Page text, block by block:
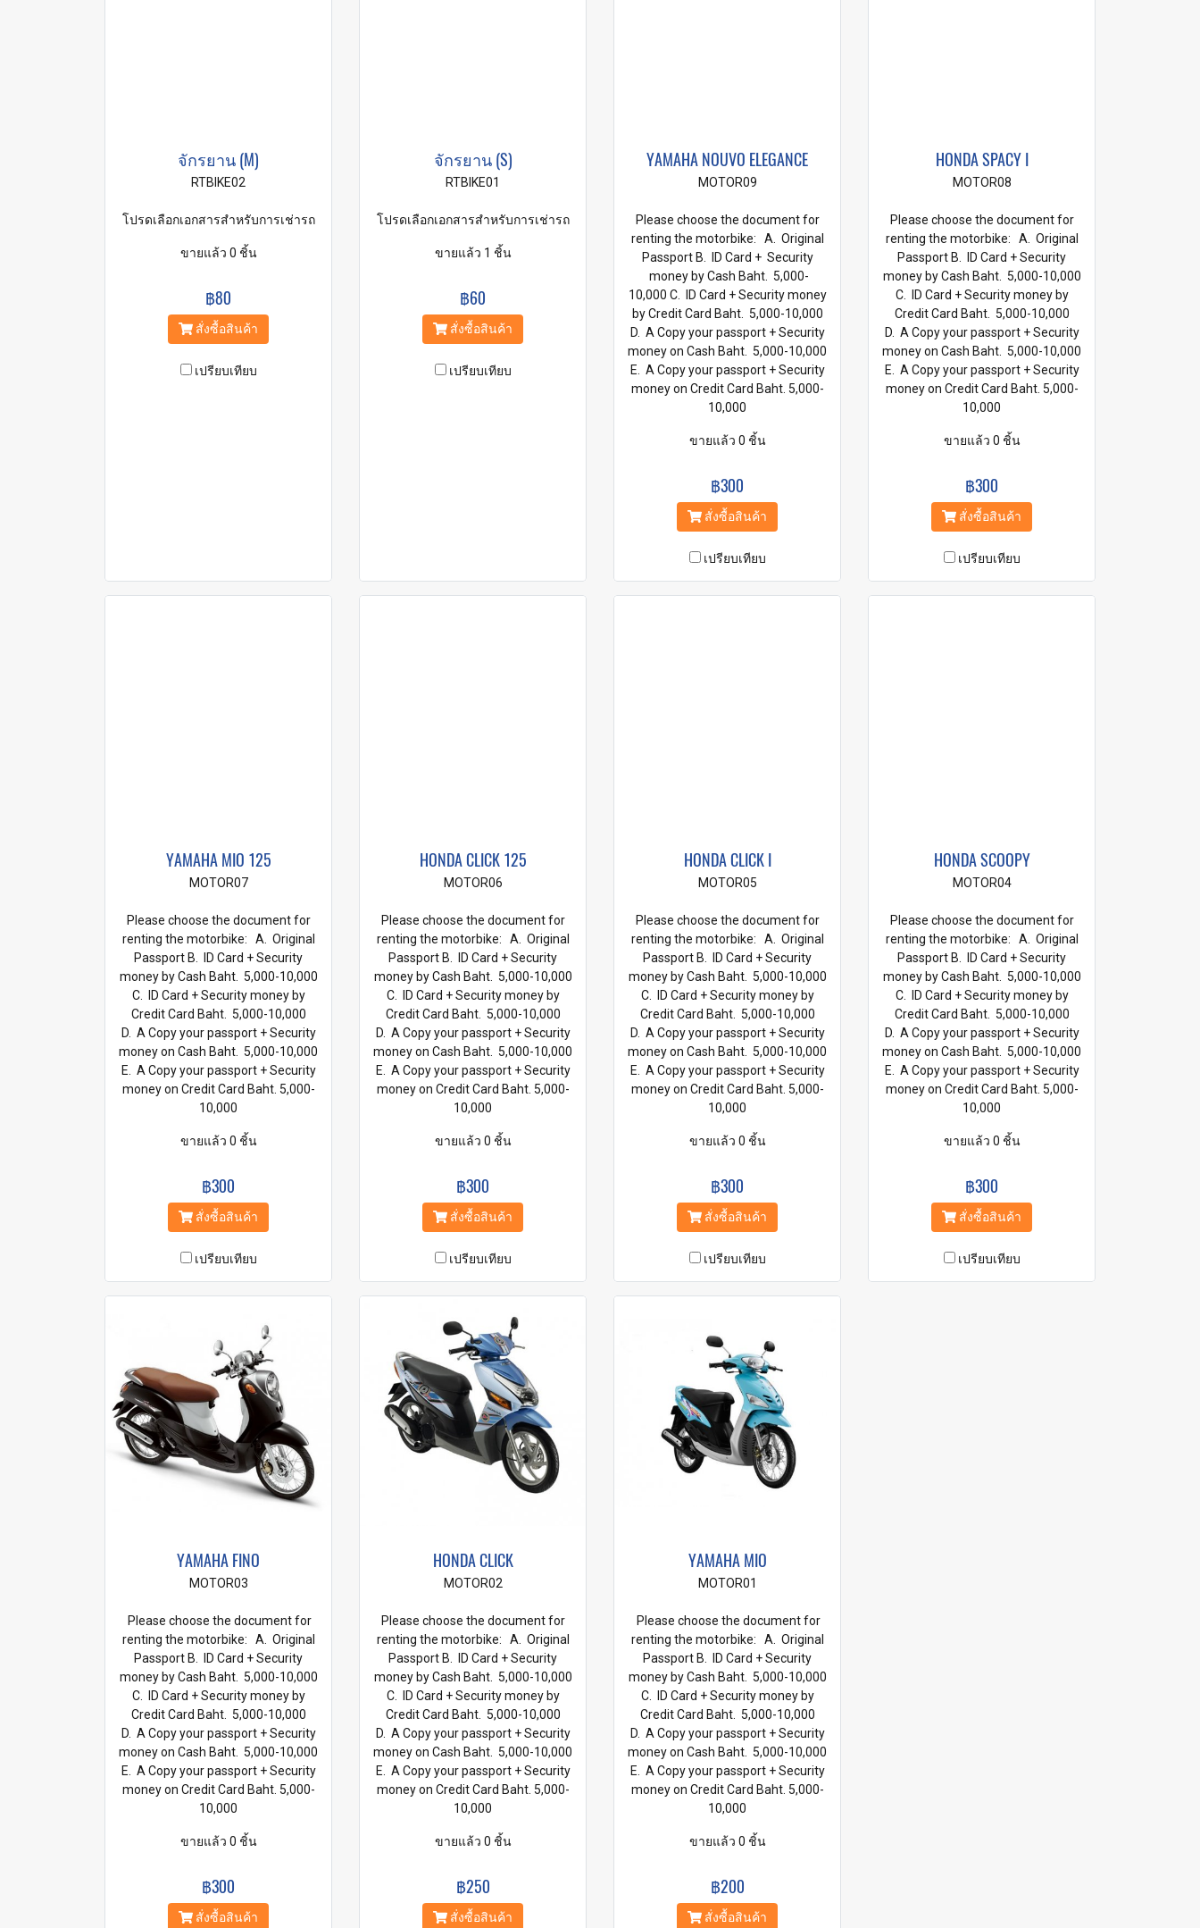
จักรยาน (M)
RTBIKE02
โปรดเลือกเอกสารสำหรับการเช่ารถ
ขายแล้ว 0 ชิ้น
฿80
สั่งซื้อสินค้า
เปรียบเทียบ
จักรยาน (S)
RTBIKE01
โปรดเลือกเอกสารสำหรับการเช่ารถ
ขายแล้ว 1 ชิ้น
฿60
สั่งซื้อสินค้า
เปรียบเทียบ
YAMAHA NOUVO ELEGANCE
MOTOR09
Please choose the document for
renting the motorbike: A. Original
Passport B. ID Card + Security
money by Cash Baht. 5,000-
10,000 C. ID Card + Security money
by Credit Card Baht. 5,000-10,000
D. A Copy your passport + Security
money on Cash Baht. 5,000-10,000
E. A Copy your passport + Security
money on Credit Card Baht. 5,000-
10,000
ขายแล้ว 0 ชิ้น
฿300
สั่งซื้อสินค้า
เปรียบเทียบ
HONDA SPACY I
MOTOR08
Please choose the document for
renting the motorbike: A. Original
Passport B. ID Card + Security
money by Cash Baht. 5,000-10,000
C. ID Card + Security money by
Credit Card Baht. 5,000-10,000
D. A Copy your passport + Security
money on Cash Baht. 5,000-10,000
E. A Copy your passport + Security
money on Credit Card Baht. 5,000-
10,000
ขายแล้ว 0 ชิ้น
฿300
สั่งซื้อสินค้า
เปรียบเทียบ
YAMAHA MIO 125
MOTOR07
Please choose the document for
renting the motorbike: A. Original
Passport B. ID Card + Security
money by Cash Baht. 5,000-10,000
C. ID Card + Security money by
Credit Card Baht. 5,000-10,000
D. A Copy your passport + Security
money on Cash Baht. 5,000-10,000
E. A Copy your passport + Security
money on Credit Card Baht. 5,000-
10,000
ขายแล้ว 0 ชิ้น
฿300
สั่งซื้อสินค้า
เปรียบเทียบ
HONDA CLICK 125
MOTOR06
Please choose the document for
renting the motorbike: A. Original
Passport B. ID Card + Security
money by Cash Baht. 5,000-10,000
C. ID Card + Security money by
Credit Card Baht. 5,000-10,000
D. A Copy your passport + Security
money on Cash Baht. 5,000-10,000
E. A Copy your passport + Security
money on Credit Card Baht. 5,000-
10,000
ขายแล้ว 0 ชิ้น
฿300
สั่งซื้อสินค้า
เปรียบเทียบ
HONDA CLICK I
MOTOR05
Please choose the document for
renting the motorbike: A. Original
Passport B. ID Card + Security
money by Cash Baht. 5,000-10,000
C. ID Card + Security money by
Credit Card Baht. 5,000-10,000
D. A Copy your passport + Security
money on Cash Baht. 5,000-10,000
E. A Copy your passport + Security
money on Credit Card Baht. 5,000-
10,000
ขายแล้ว 0 ชิ้น
฿300
สั่งซื้อสินค้า
เปรียบเทียบ
HONDA SCOOPY
MOTOR04
Please choose the document for
renting the motorbike: A. Original
Passport B. ID Card + Security
money by Cash Baht. 5,000-10,000
C. ID Card + Security money by
Credit Card Baht. 5,000-10,000
D. A Copy your passport + Security
money on Cash Baht. 5,000-10,000
E. A Copy your passport + Security
money on Credit Card Baht. 5,000-
10,000
ขายแล้ว 0 ชิ้น
฿300
สั่งซื้อสินค้า
เปรียบเทียบ
YAMAHA FINO
MOTOR03
Please choose the document for
renting the motorbike: A. Original
Passport B. ID Card + Security
money by Cash Baht. 5,000-10,000
C. ID Card + Security money by
Credit Card Baht. 5,000-10,000
D. A Copy your passport + Security
money on Cash Baht. 5,000-10,000
E. A Copy your passport + Security
money on Credit Card Baht. 5,000-
10,000
ขายแล้ว 0 ชิ้น
฿300
สั่งซื้อสินค้า
HONDA CLICK
MOTOR02
Please choose the document for
renting the motorbike: A. Original
Passport B. ID Card + Security
money by Cash Baht. 5,000-10,000
C. ID Card + Security money by
Credit Card Baht. 5,000-10,000
D. A Copy your passport + Security
money on Cash Baht. 5,000-10,000
E. A Copy your passport + Security
money on Credit Card Baht. 5,000-
10,000
ขายแล้ว 0 ชิ้น
฿250
สั่งซื้อสินค้า
YAMAHA MIO
MOTOR01
Please choose the document for
renting the motorbike: A. Original
Passport B. ID Card + Security
money by Cash Baht. 5,000-10,000
C. ID Card + Security money by
Credit Card Baht. 5,000-10,000
D. A Copy your passport + Security
money on Cash Baht. 5,000-10,000
E. A Copy your passport + Security
money on Credit Card Baht. 5,000-
10,000
ขายแล้ว 0 ชิ้น
฿200
สั่งซื้อสินค้า